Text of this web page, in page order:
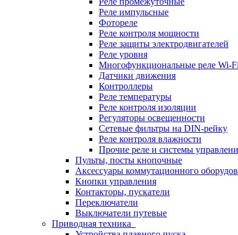
Реле импульсные
Фотореле
Реле контроля мощности
Реле защиты электродвигателей
Реле уровня
Многофункциональные реле Wi-Fi
Датчики движения
Контроллеры
Реле температуры
Реле контроля изоляции
Регуляторы освещенности
Сетевые фильтры на DIN-рейку
Реле контроля влажности
Прочие реле и системы
Пульты, посты кнопочные
Аксессуары коммутационного
Кнопки управления
Контакторы, пускатели
Переключатели
Выключатели путевые
Приводная техника